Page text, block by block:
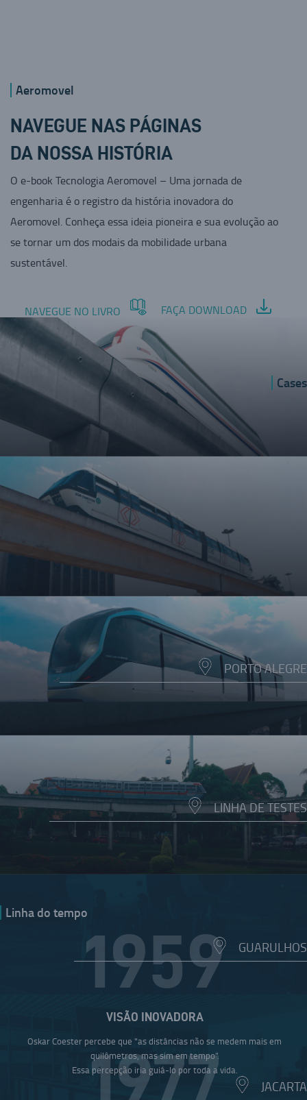
Aeromovel
NAVEGUE NAS PÁGINAS
DA NOSSA HISTÓRIA
O e-book Tecnologia Aeromovel – Uma jornada de
engenharia é o registro da história inovadora do
Aeromovel. Conheça essa ideia pioneira e sua evolução ao
se tornar um dos modais da mobilidade urbana
sustentável.
NAVEGUE NO LIVRO FAÇA DOWNLOAD
Cases
PORTO ALEGRE
LINHA DE TESTES
GUARULHOS
JACARTA
Linha do tempo
1959
VISÃO INOVADORA
Oskar Coester percebe que "as distâncias não se medem mais em
quilômetros, mas sim em tempo".
Essa percepção iria guiá-lo por toda a vida.
1977